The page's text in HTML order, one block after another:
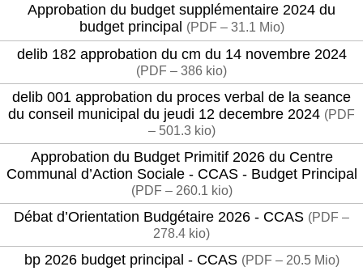
Approbation du budget supplémentaire 2024 du
budget principal (PDF – 31.1 Mio)
delib 182 approbation du cm du 14 novembre 2024
(PDF – 386 kio)
delib 001 approbation du proces verbal de la seance
du conseil municipal du jeudi 12 decembre 2024 (PDF
– 501.3 kio)
Approbation du Budget Primitif 2026 du Centre
Communal d’Action Sociale - CCAS - Budget Principal
(PDF – 260.1 kio)
Débat d’Orientation Budgétaire 2026 - CCAS (PDF –
278.4 kio)
bp 2026 budget principal - CCAS (PDF – 20.5 Mio)